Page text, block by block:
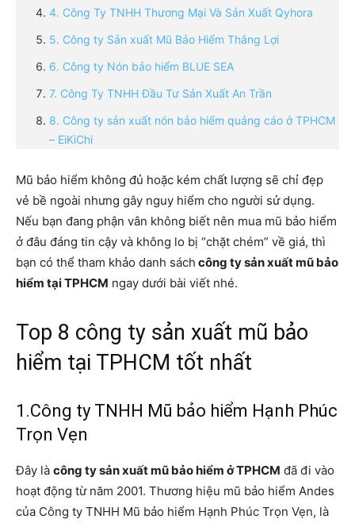
4. Công Ty TNHH Thương Mại Và Sản Xuất Qyhora
5. Công ty Sản xuất Mũ Bảo Hiểm Thắng Lợi
6. Công ty Nón bảo hiểm BLUE SEA
7. Công Ty TNHH Đầu Tư Sản Xuất An Trần
8. Công ty sản xuất nón bảo hiểm quảng cáo ở TPHCM
– EiKiChi
Mũ bảo hiểm không đủ hoặc kém chất lượng sẽ chỉ đẹp
vẻ bề ngoài nhưng gây nguy hiểm cho người sử dụng.
Nếu bạn đang phận vân không biết nên mua mũ bảo hiểm
ở đâu đáng tin cậy và không lo bị “chặt chém” về giá, thì
bạn có thể tham khảo danh sách công ty sản xuất mũ bảo
hiểm tại TPHCM ngay dưới bài viết nhé.
Top 8 công ty sản xuất mũ bảo
hiểm tại TPHCM tốt nhất
1.Công ty TNHH Mũ bảo hiểm Hạnh Phúc
Trọn Vẹn
Đây là công ty sản xuất mũ bảo hiểm ở TPHCM đã đi vào
hoạt động từ năm 2001. Thương hiệu mũ bảo hiểm Andes
của Công ty TNHH Mũ bảo hiểm Hạnh Phúc Trọn Vẹn, là